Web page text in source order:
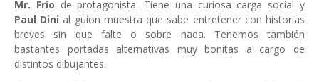
Mr. Frío de protagonista. Tiene una curiosa carga social y
Paul Dini al guion muestra que sabe entretener con historias
breves sin que falte o sobre nada. Tenemos también
bastantes portadas alternativas muy bonitas a cargo de
distintos dibujantes.